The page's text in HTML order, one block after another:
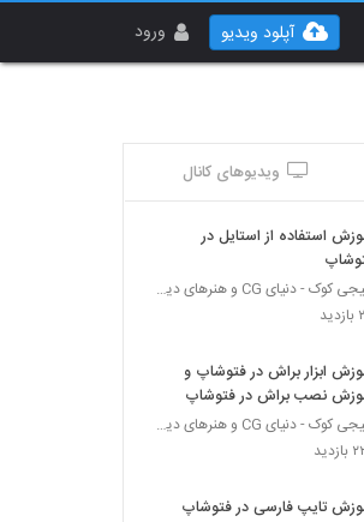
ورود آپلود ویدیو
ویدیوهای کانال
استفاده از استایل در
سیجی کوک - دنیای CG و هنرهای دیجیتال
ابزار براش در فتوشاپ و
نصب براش در فتوشاپ
سیجی کوک - دنیای CG و هنرهای دیجیتال
تایپ فارسی در فتوشاپ